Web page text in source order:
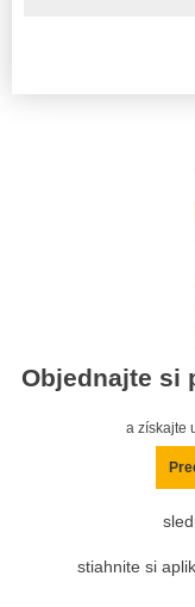
Objednajte si
a získajte
stiahnite si